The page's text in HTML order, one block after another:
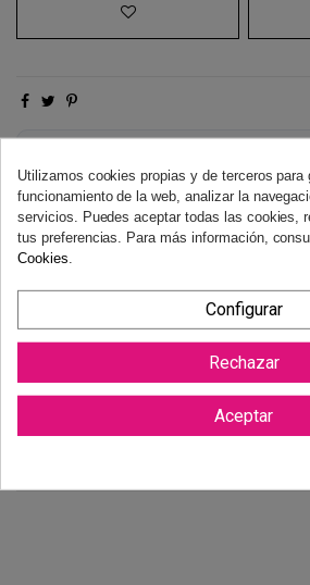
Dispones de 14 días naturales para
necesidad de justificación. Más
Utilizamos cookies propias y de terceros para
funcionamiento de la web, analizar la
servicios. Puedes aceptar todas las cookies,
tus preferencias. Para más información,
Cookies
Configurar
Rechazar
Aceptar